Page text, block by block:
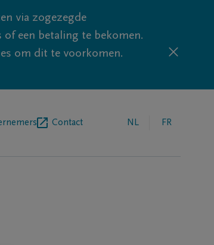
via zogezegde
of een betaling te bekomen.
om dit te voorkomen.
Contact NL FR